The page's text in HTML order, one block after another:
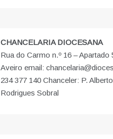
CHANCELARIA DIOCESANA
Rua do Carmo n.º 16 – Apartado
Aveiro email:
234 377 140 Chanceler: P.
Rodrigues Sobral